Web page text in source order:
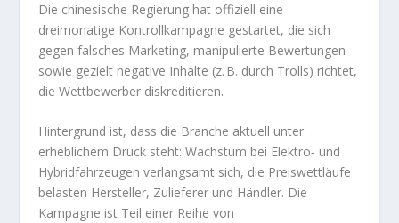
Die chinesische Regierung hat offiziell eine
dreimonatige Kontrollkampagne gestartet, die sich
gegen falsches Marketing, manipulierte Bewertungen
sowie gezielt negative Inhalte (z. B. durch Trolls) richtet,
die Wettbewerber diskreditieren.
Hintergrund ist, dass die Branche aktuell unter
erheblichem Druck steht: Wachstum bei Elektro‑ und
Hybridfahrzeugen verlangsamt sich, die Preiswettläufe
belasten Hersteller, Zulieferer und Händler. Die
Kampagne ist Teil einer Reihe von